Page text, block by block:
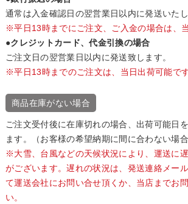
通常は入金確認日の翌営業日以内に発送いたし
※平日13時までにご注文、ご入金の場合は、
●クレジットカード、代金引換の場合
ご注文日の翌営業日以内に発送致します。
※平日13時までのご注文は、当日出荷可能です
商品在庫がない場合
ご注文受付後に在庫切れの場合、出荷可能日
ます。（お客様の希望納期に間に合わない場
※大雪、台風などの天候状況により、運送に
がございます。遅れの状況は、発送連絡メー
て運送会社にお問い合せ頂くか、当店までお
い。